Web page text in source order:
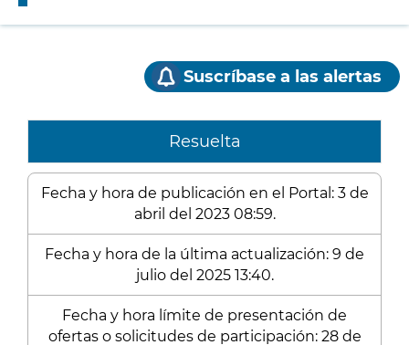
Suscríbase a las alertas
Resuelta
Fecha y hora de publicación en el Portal: 3 de
abril del 2023 08:59.
Fecha y hora de la última actualización: 9 de
julio del 2025 13:40.
Fecha y hora límite de presentación de
ofertas o solicitudes de participación: 28 de